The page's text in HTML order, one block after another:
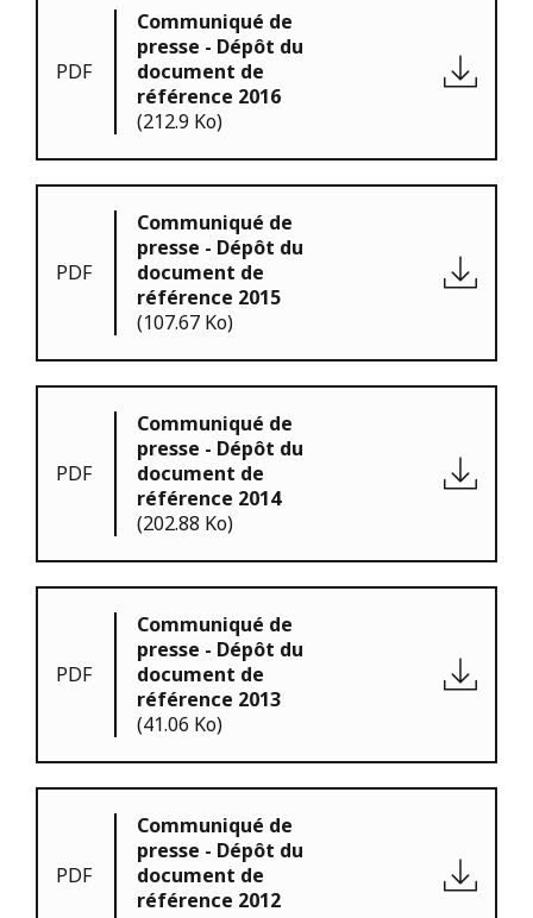
PDF
Communiqué de
presse - Dépôt du
document de
référence 2016
(212.9 Ko)
PDF
Communiqué de
presse - Dépôt du
document de
référence 2015
(107.67 Ko)
PDF
Communiqué de
presse - Dépôt du
document de
référence 2014
(202.88 Ko)
PDF
Communiqué de
presse - Dépôt du
document de
référence 2013
(41.06 Ko)
PDF
Communiqué de
presse - Dépôt du
document de
référence 2012